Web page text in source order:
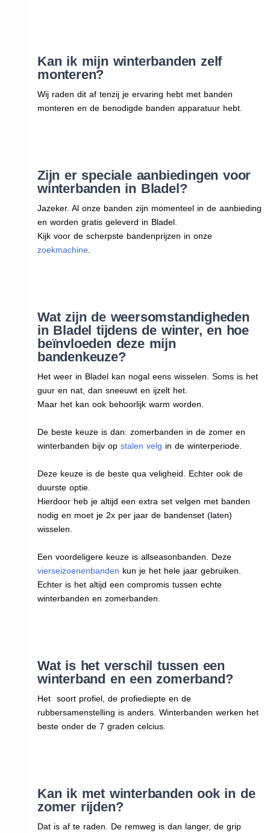
Kan ik mijn winterbanden zelf
monteren?
Wij raden dit af tenzij je ervaring hebt met banden
monteren en de benodigde banden apparatuur hebt.
Zijn er speciale aanbiedingen voor
winterbanden in Bladel?
Jazeker. Al onze banden zijn momenteel in de aanbieding
en worden gratis geleverd in Bladel.
Kijk voor de scherpste bandenprijzen in onze
zoekmachine.
Wat zijn de weersomstandigheden
in Bladel tijdens de winter, en hoe
beïnvloeden deze mijn
bandenkeuze?
Het weer in Bladel kan nogal eens wisselen. Soms is het
guur en nat, dan sneeuwt en ijzelt het.
Maar het kan ook behoorlijk warm worden.
De beste keuze is dan: zomerbanden in de zomer en
winterbanden bijv op stalen velg in de winterperiode.
Deze keuze is de beste qua veligheid. Echter ook de
duurste optie.
Hierdoor heb je altijd een extra set velgen met banden
nodig en moet je 2x per jaar de bandenset (laten)
wisselen.
Een voordeligere keuze is allseasonbanden. Deze
vierseizoenenbanden kun je het hele jaar gebruiken.
Echter is het altijd een compromis tussen echte
winterbanden en zomerbanden.
Wat is het verschil tussen een
winterband en een zomerband?
Het soort profiel, de profiediepte en de
rubbersamenstelling is anders. Winterbanden werken het
beste onder de 7 graden celcius.
Kan ik met winterbanden ook in de
zomer rijden?
Dat is af te raden. De remweg is dan langer, de grip